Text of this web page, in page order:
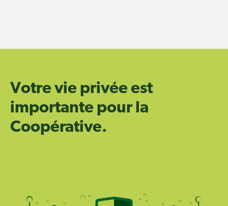
Votrevie privéeest
importante pour la
Coopérative.